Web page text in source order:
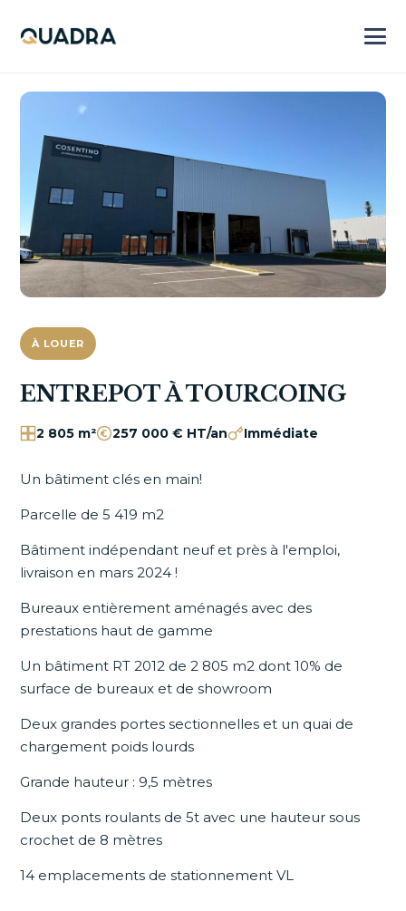
À LOUER
ENTREPOT À TOURCOING
2 805 m² 257 000 € HT/an Immédiate
Un bâtiment clés en main!
Parcelle de 5 419 m2
Bâtiment indépendant neuf et près à l'emploi,
livraison en mars 2024 !
Bureaux entièrement aménagés avec des
prestations haut de gamme
Un bâtiment RT 2012 de 2 805 m2 dont 10% de
surface de bureaux et de showroom
Deux grandes portes sectionnelles et un quai de
chargement poids lourds
Grande hauteur : 9,5 mètres
Deux ponts roulants de 5t avec une hauteur sous
crochet de 8 mètres
14 emplacements de stationnement VL